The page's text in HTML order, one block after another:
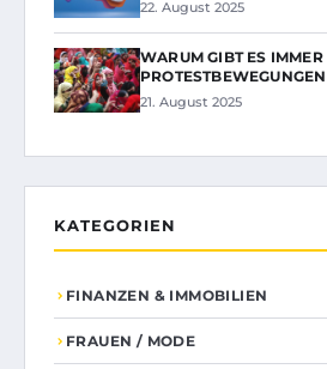
22. August 2025
WARUM GIBT ES IMMER
21. August 2025
KATEGORIEN
FINANZEN & IMMOBILIEN
FRAUEN / MODE